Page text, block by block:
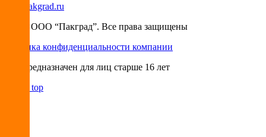
info@pakgrad.ru
© 2026 ООО “Пакград”. Все права защищены
Политика конфиденциальности компании
Сайт предназначен для лиц старше 16 лет
Back to top